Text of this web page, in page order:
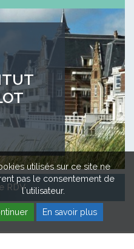
RDV
utilisés sur ce site ne
pas le consentement de
l'utilisateur.
En savoir plus